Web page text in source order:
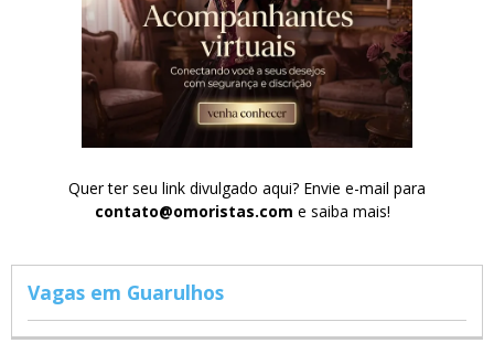
Quer ter seu link divulgado aqui? Envie e-mail para
contato@omoristas.com e saiba mais!
Vagas em Guarulhos